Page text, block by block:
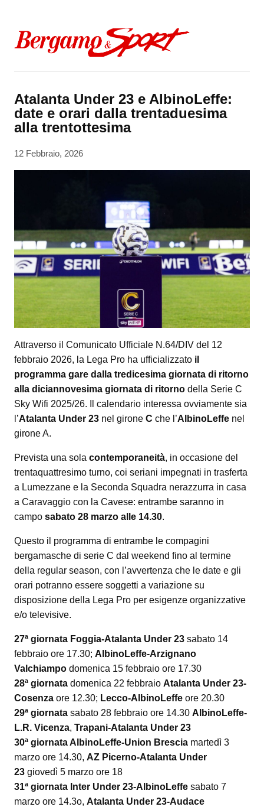
Atalanta Under 23 e AlbinoLeffe:
date e orari dalla trentaduesima
alla trentottesima
12 Febbraio, 2026
Attraverso il Comunicato Ufficiale N.64/DIV del 12
febbraio 2026, la Lega Pro ha ufficializzato il
programma gare dalla tredicesima giornata di ritorno
alla diciannovesima giornata di ritorno della Serie C
Sky Wifi 2025/26. Il calendario interessa ovviamente sia
l’Atalanta Under 23 nel girone C che l’AlbinoLeffe nel
girone A.
Prevista una sola contemporaneità, in occasione del
trentaquattresimo turno, coi seriani impegnati in trasferta
a Lumezzane e la Seconda Squadra nerazzurra in casa
a Caravaggio con la Cavese: entrambe saranno in
campo sabato 28 marzo alle 14.30.
Questo il programma di entrambe le compagini
bergamasche di serie C dal weekend fino al termine
della regular season, con l’avvertenza che le date e gli
orari potranno essere soggetti a variazione su
disposizione della Lega Pro per esigenze organizzative
e/o televisive.
27ª giornata Foggia-Atalanta Under 23 sabato 14
febbraio ore 17.30; AlbinoLeffe-Arzignano
Valchiampo domenica 15 febbraio ore 17.30
28ª giornata domenica 22 febbraio Atalanta Under 23-
Cosenza ore 12.30; Lecco-AlbinoLeffe ore 20.30
29ª giornata sabato 28 febbraio ore 14.30 AlbinoLeffe-
L.R. Vicenza, Trapani-Atalanta Under 23
30ª giornata AlbinoLeffe-Union Brescia martedì 3
marzo ore 14.30, AZ Picerno-Atalanta Under
23 giovedì 5 marzo ore 18
31ª giornata Inter Under 23-AlbinoLeffe sabato 7
marzo ore 14.3o, Atalanta Under 23-Audace